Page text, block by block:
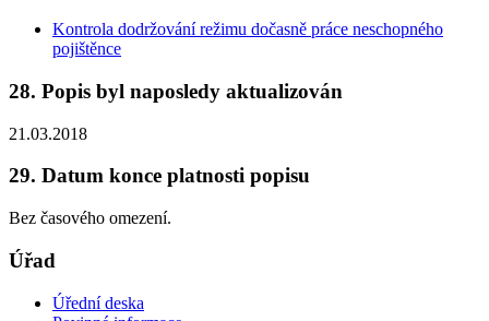
Kontrola dodržování režimu dočasně práce neschopného
pojištěnce
28. Popis byl naposledy aktualizován
21.03.2018
29. Datum konce platnosti popisu
Bez časového omezení.
Úřad
Úřední deska